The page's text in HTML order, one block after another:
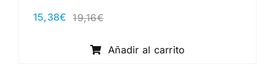
19,16€El
original
era:
15,38€
El
actual
es:
Añadir al carrito